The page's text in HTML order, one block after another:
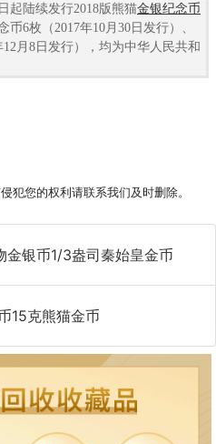
起陆续发行2018版熊猫金银纪念币
6枚（2017年10月30日发行）、
月8日发行），均为中华人民共和
犯您的权利请联系我们及时删除。
金银币1/3盎司秦始皇金币
15克熊猫金币